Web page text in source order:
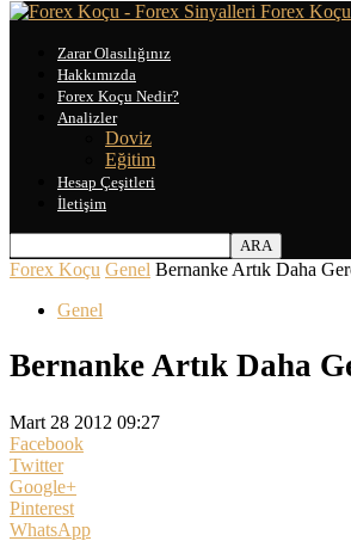
Forex Koçu
Zarar Olasılığınız
Hakkımızda
Forex Koçu Nedir?
Analizler
Doviz
Eğitim
Hesap Çeşitleri
İletişim
Forex Koçu Genel Bernanke Artık Daha
Genel
Bernanke Artık Daha
Mart 28 2012 09:27
Facebook
Twitter
Google+
Pinterest
WhatsApp